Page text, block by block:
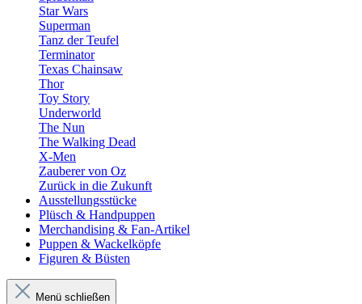
Star Wars
Superman
Tanz der Teufel
Terminator
Texas Chainsaw
Thor
Toy Story
Underworld
The Nun
The Walking Dead
X-Men
Zauberer von Oz
Zurück in die Zukunft
Ausstellungsstücke
Plüsch & Handpuppen
Merchandising & Fan-Artikel
Puppen & Wackelköpfe
Figuren & Büsten
Menü schließen